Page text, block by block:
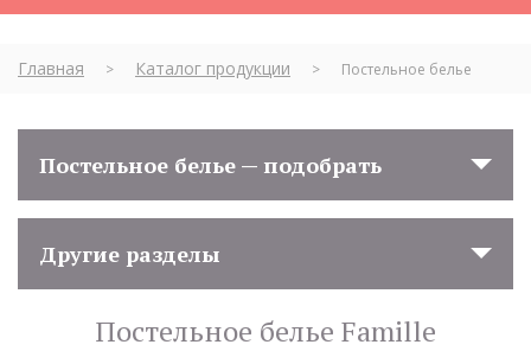
Главная > Каталог продукции > Постельное белье
Постельное белье — подобрать
Другие разделы
Постельное белье Famille